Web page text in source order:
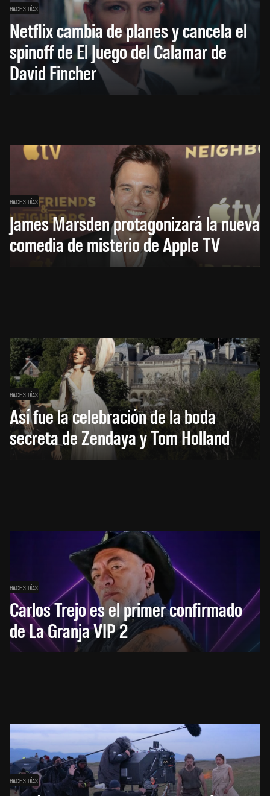
HACE 3 DÍAS
Netflix cambia de planes y cancela el
spinoff de El Juego del Calamar de
David Fincher
HACE 3 DÍAS
James Marsden protagonizará la nueva
comedia de misterio de Apple TV
HACE 3 DÍAS
Así fue la celebración de la boda
secreta de Zendaya y Tom Holland
HACE 3 DÍAS
Carlos Trejo es el primer confirmado
de La Granja VIP 2
HACE 3 DÍAS